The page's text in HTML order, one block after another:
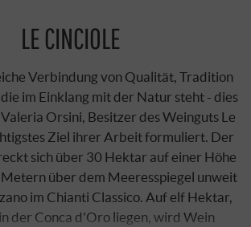
LE CINCIOLE
Verbindung von Qualität, Tradition
im Einklang mit der Natur steht - dies
Orsini, Besitzer des Weinguts Le
Ziel ihrer Arbeit formuliert. Der
sich über 30 Hektar auf einer Höhe
über dem Meeresspiegel unweit
im Chianti Classico. Auf elf Hektar,
der Conca d'Oro liegen, wird Wein